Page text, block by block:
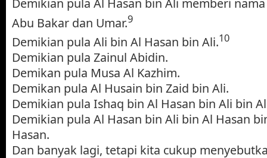
Abu Bakar dan Umar.9
Demikian pula Ali bin Al Hasan bin Ali.10
Demikian pula Zainul Abidin.
Demikan pula Musa Al Kazhim.
Demikan pula Al Husain bin Zaid bin Ali.
Demikian pula Ishaq bin Al Hasan bin Ali bin
Demikian pula Al Hasan bin Ali bin Al Hasan
Hasan.
Dan banyak lagi, tetapi kita cukup